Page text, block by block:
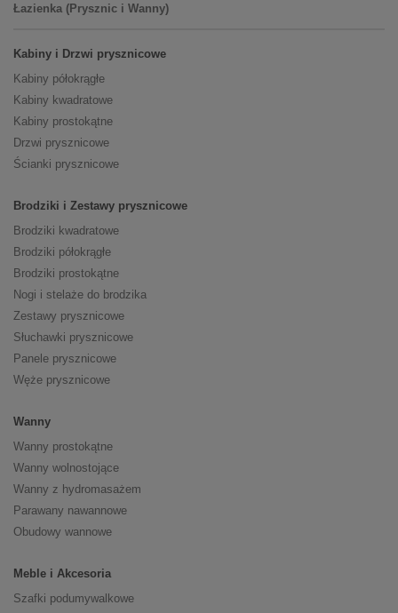
Łazienka (Prysznic i Wanny)
Kabiny i Drzwi prysznicowe
Kabiny półokrągłe
Kabiny kwadratowe
Kabiny prostokątne
Drzwi prysznicowe
Ścianki prysznicowe
Brodziki i Zestawy prysznicowe
Brodziki kwadratowe
Brodziki półokrągłe
Brodziki prostokątne
Nogi i stelaże do brodzika
Zestawy prysznicowe
Słuchawki prysznicowe
Panele prysznicowe
Węże prysznicowe
Wanny
Wanny prostokątne
Wanny wolnostojące
Wanny z hydromasażem
Parawany nawannowe
Obudowy wannowe
Meble i Akcesoria
Szafki podumywalkowe